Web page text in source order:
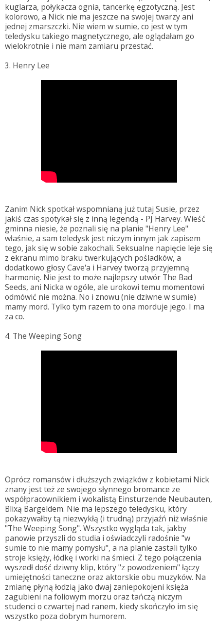
kuglarza, połykacza ognia, tancerkę egzotyczną. Jest
kolorowo, a Nick nie ma jeszcze na swojej twarzy ani
jednej zmarszczki. Nie wiem w sumie, co jest w tym
teledysku takiego magnetycznego, ale oglądałam go
wielokrotnie i nie mam zamiaru przestać.
3. Henry Lee
Zanim Nick spotkał wspomnianą już tutaj Susie, przez
jakiś czas spotykał się z inną legendą - PJ Harvey. Wieść
gminna niesie, że poznali się na planie "Henry Lee"
właśnie, a sam teledysk jest niczym innym jak zapisem
tego, jak się w sobie zakochali. Seksualne napięcie leje się
z ekranu mimo braku twerkujących pośladków, a
dodatkowo głosy Cave'a i Harvey tworzą przyjemną
harmonię. Nie jest to może najlepszy utwór The Bad
Seeds, ani Nicka w ogóle, ale urokowi temu momentowi
odmówić nie można. No i znowu (nie dziwne w sumie)
mamy mord. Tylko tym razem to ona morduje jego. I ma
za co.
4. The Weeping Song
Oprócz romansów i dłuższych związków z kobietami Nick
znany jest też ze swojego słynnego bromance ze
współpracownikiem i wokalistą Einsturzende Neubauten,
Blixą Bargeldem. Nie ma lepszego teledysku, który
pokazywałby tą niezwykłą (i trudną) przyjaźń niż właśnie
"The Weeping Song". Wszystko wygląda tak, jakby
panowie przyszli do studia i oświadczyli radośnie "w
sumie to nie mamy pomysłu", a na planie zastali tylko
stroje księży, łódkę i worki na śmieci. Z tego połączenia
wyszedł dość dziwny klip, który "z powodzeniem" łączy
umiejętności taneczne oraz aktorskie obu muzyków. Na
zmianę płyną łodzią jako dwaj zaniepokojeni księża
zagubieni na foliowym morzu oraz tańczą niczym
studenci o czwartej nad ranem, kiedy skończyło im się
wszystko poza dobrym humorem.